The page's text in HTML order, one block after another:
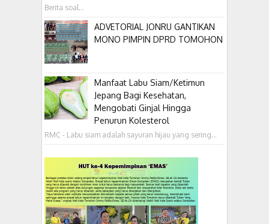
Berita soal...
ADVETORIAL JONRU GANTIKAN
MONO PIMPIN DPRD TOMOHON
Manfaat Labu Siam/Ketimun
Jepang Bagi Kesehatan,
Mengobati Ginjal Hingga
Penurun Kolesterol
RMC - Labu siam adalah sayuran hijau yang sering...